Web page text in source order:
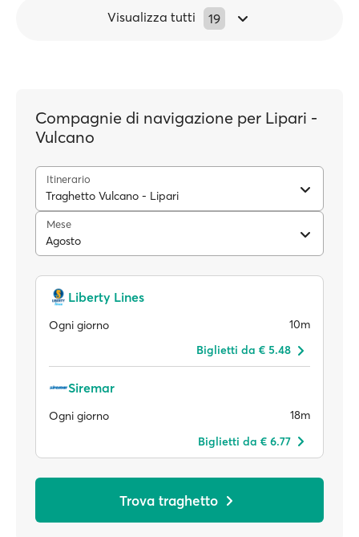
Visualizza tutti 19
Compagnie di navigazione per Lipari -
Vulcano
Itinerario
Traghetto Vulcano - Lipari
Mese
Agosto
Liberty Lines
Ogni giorno
10m
Biglietti da € 5.48
Siremar
Ogni giorno
18m
Biglietti da € 6.77
Trova traghetto